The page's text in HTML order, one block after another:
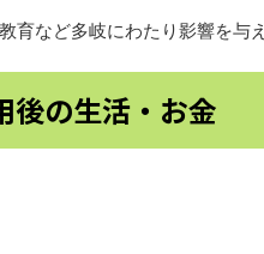
育など多岐にわたり影響を与え
後の生活・お金